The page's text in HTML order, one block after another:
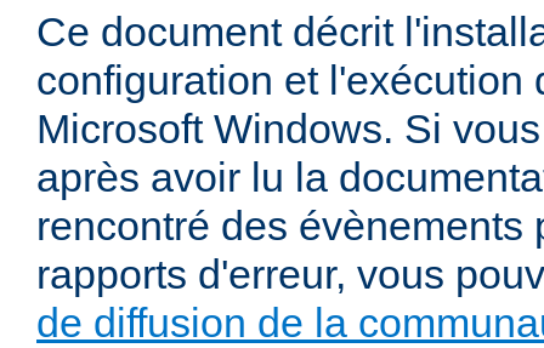
Ce document décrit
configuration et l'exécution
Microsoft Windows. Si
après avoir lu la
rencontré des évènements
rapports d'erreur, vous
de diffusion de la